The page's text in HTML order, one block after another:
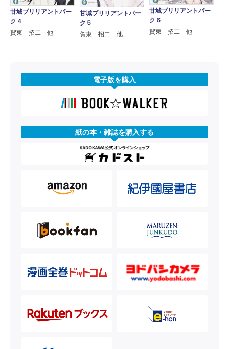
甘城ブリリアントパー
ク４
賀東 招二 他
甘城ブリリアントパー
ク５
賀東 招二 他
甘城ブリリアントパー
ク６
賀東 招二 他
電子版を購入
紙の本・雑誌を購入する